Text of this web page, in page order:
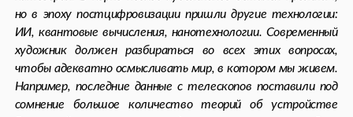
российская ярмарка Blazar включила на сайт секцию
цифрового искусства, представив для продаж
видеоарт-работы, видеоинсталляции и цифровые
картины.
Настоящую революцию совершают не только
цифровые галереи, но и новейшие физические
галереи. Например, платформа Acute Art используют